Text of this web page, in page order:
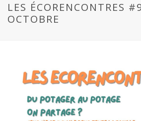
LES ÉCORENCONTRES
OCTOBRE